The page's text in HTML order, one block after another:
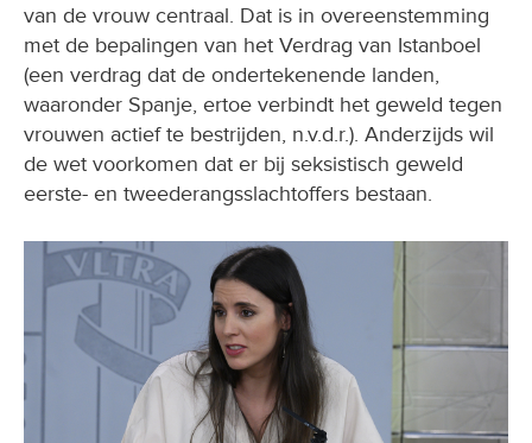
van de vrouw centraal. Dat is in overeenstemming
met de bepalingen van het Verdrag van Istanboel
(een verdrag dat de ondertekenende landen,
waaronder Spanje, ertoe verbindt het geweld tegen
vrouwen actief te bestrijden, n.v.d.r.). Anderzijds wil
de wet voorkomen dat er bij seksistisch geweld
eerste- en tweederangsslachtoffers bestaan.